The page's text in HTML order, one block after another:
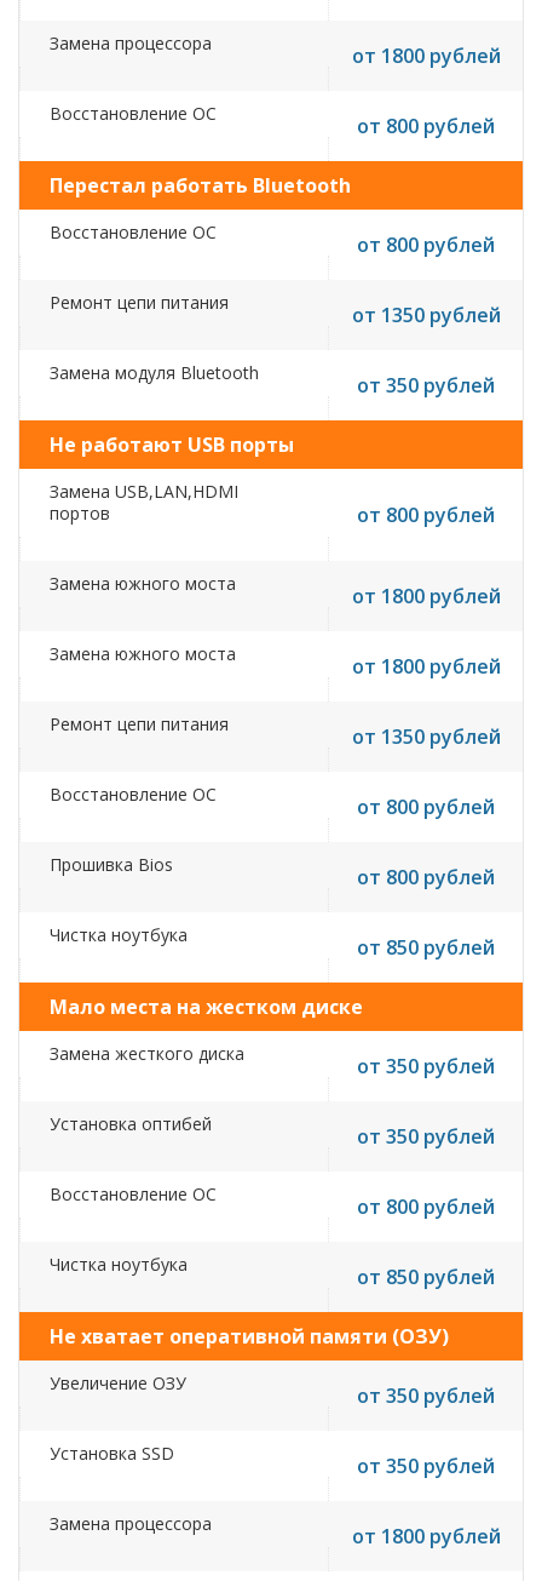
Замена процессора от 1800 рублей
Восстановление ОС от 800 рублей
Перестал работать Bluetooth
Восстановление ОС от 800 рублей
Ремонт цепи питания от 1350 рублей
Замена модуля Bluetooth от 350 рублей
Не работают USB порты
Замена USB,LAN,HDMI
портов
от 800 рублей
Замена южного моста от 1800 рублей
Замена южного моста от 1800 рублей
Ремонт цепи питания от 1350 рублей
Восстановление ОС от 800 рублей
Прошивка Bios от 800 рублей
Чистка ноутбука от 850 рублей
Мало места на жестком диске
Замена жесткого диска от 350 рублей
Установка оптибей от 350 рублей
Восстановление ОС от 800 рублей
Чистка ноутбука от 850 рублей
Не хватает оперативной памяти (ОЗУ)
Увеличение ОЗУ от 350 рублей
Установка SSD от 350 рублей
Замена процессора от 1800 рублей